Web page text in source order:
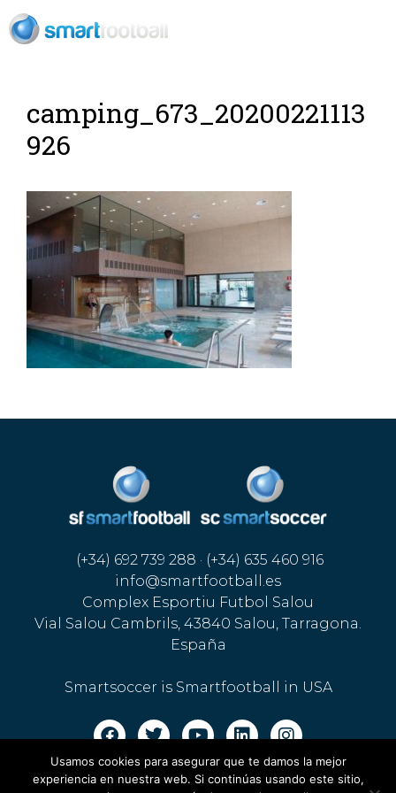
camping_673_20200221113
926
(+34) 692 739 288 · (+34) 635 460 916
info@smartfootball.es
Complex Esportiu Futbol Salou
Vial Salou Cambrils, 43840 Salou, Tarragona.
España
Smartsoccer is Smartfootball in USA
Legal warning · Cookies policy·Privacy policy
Usamos cookies para asegurar que te damos la mejor
experiencia en nuestra web. Si continúas usando este sitio,